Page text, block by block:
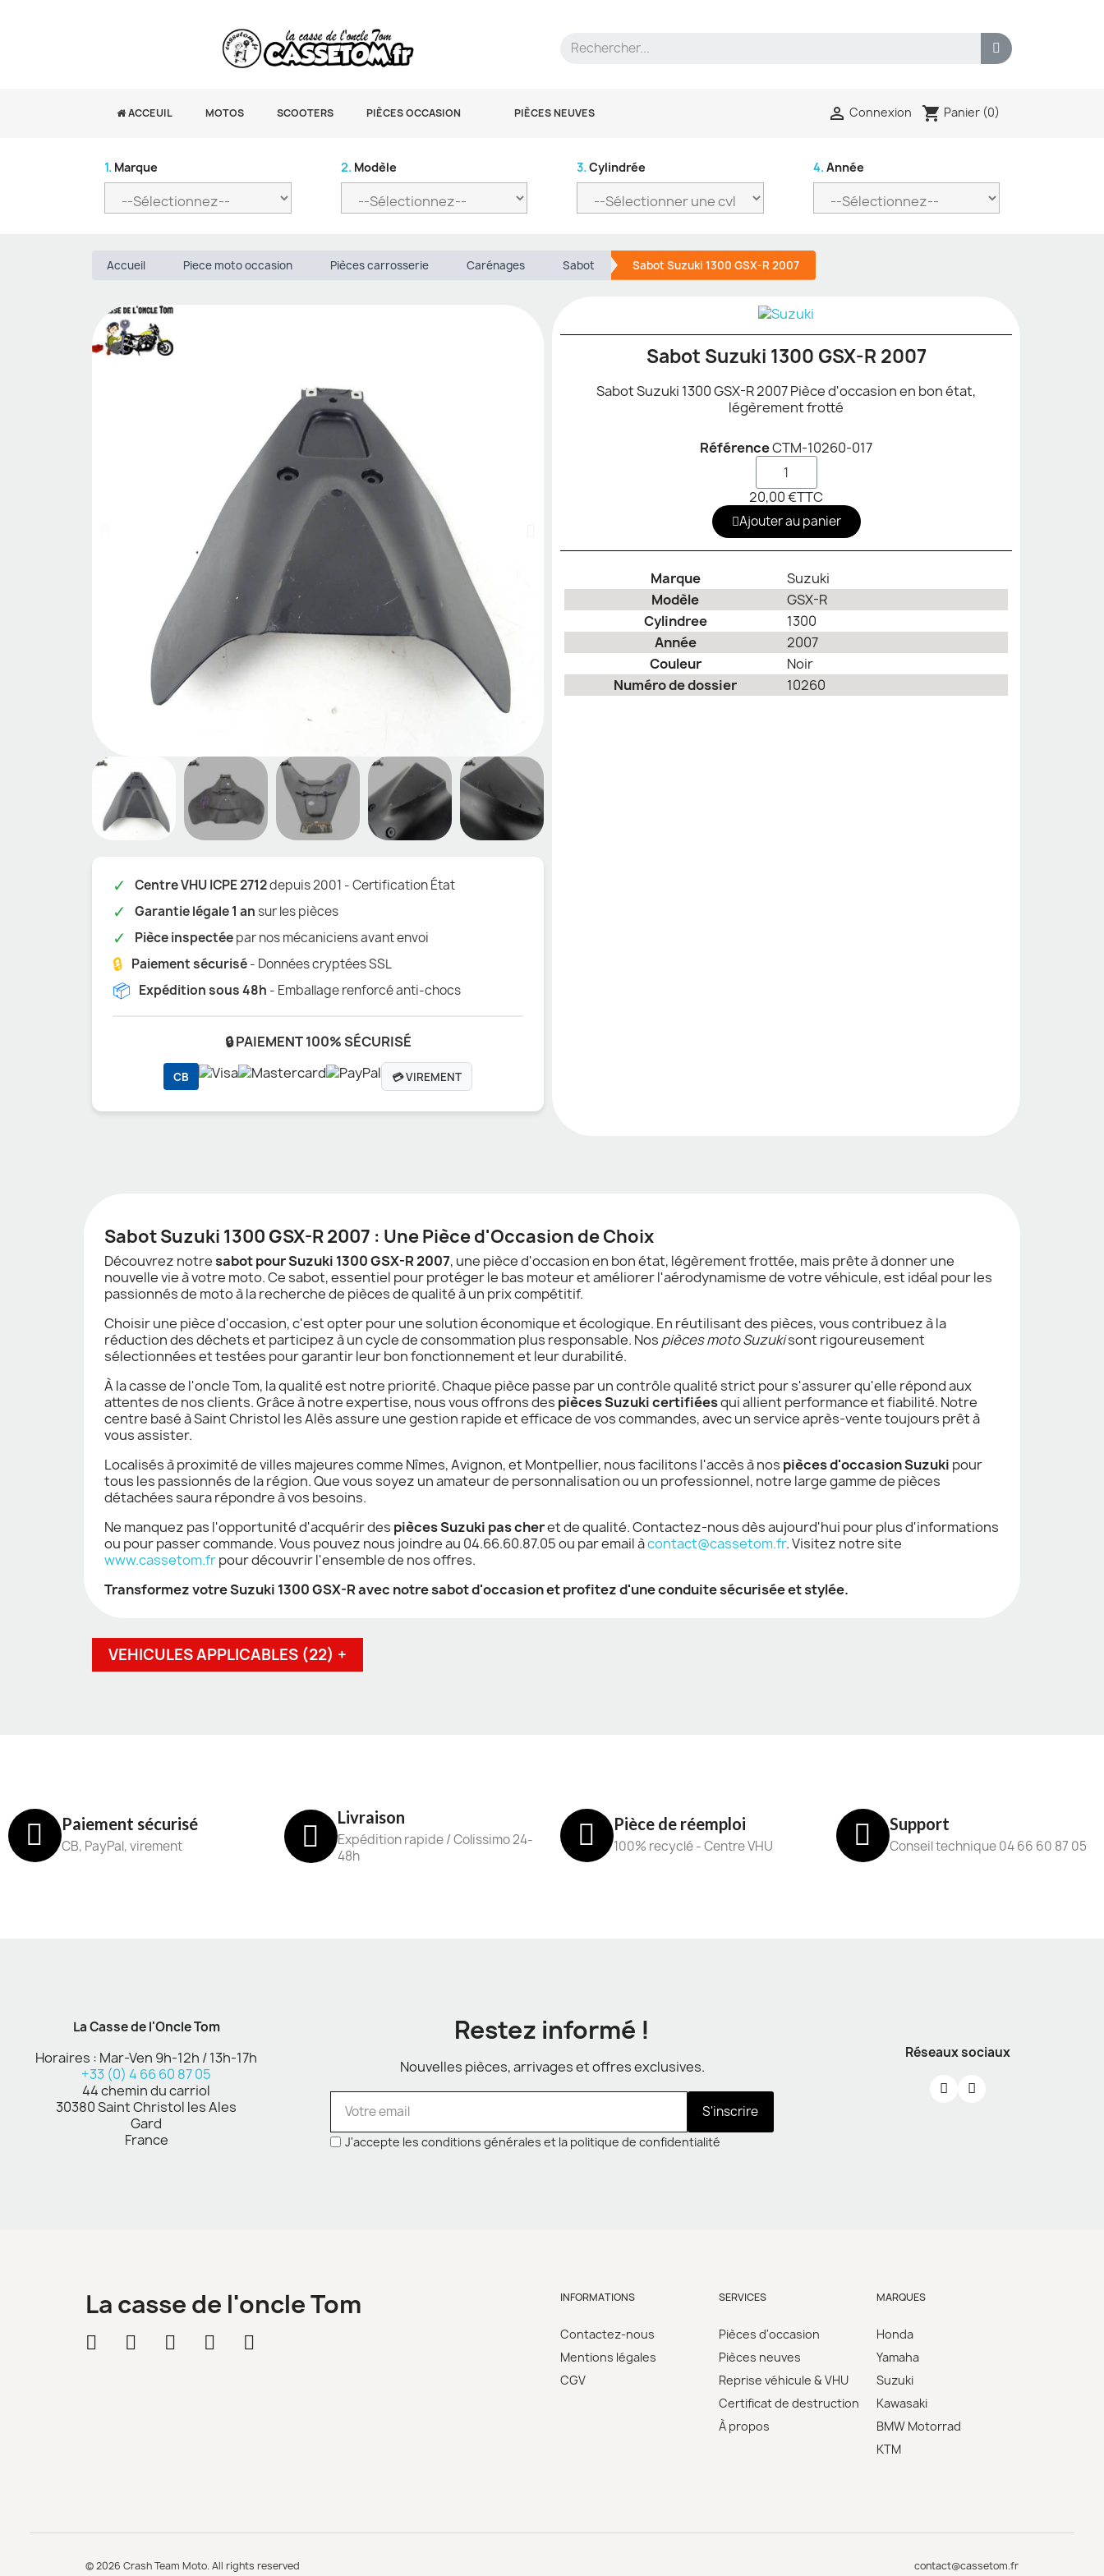
ACCEUIL MOTOS SCOOTERS PIÈCES OCCASION PIÈCES NEUVES  Connexion shopping_cart Panier (0)
1. Marque 2. Modèle 3. Cylindrée 4. Année
Accueil Piece moto occasion Pièces carrosserie Carénages Sabot Sabot Suzuki 1300 GSX-R 2007
✓ Centre VHU ICPE 2712depuis 2001 - Certification État
✓ Garantie légale 1 ansur les pièces
✓ Pièce inspectéepar nos mécaniciens avant envoi
🔒 Paiement sécurisé- Données cryptées SSL
📦 Expédition sous 48h - Emballage renforcé anti-chocs
🔒 PAIEMENT 100% SÉCURISÉ
CB 💳 VIREMENT
Sabot Suzuki 1300 GSX-R 2007
Sabot Suzuki 1300 GSX-R 2007 Pièce d'occasion en bon état,
légèrement frotté
RéférenceCTM-10260-017
20,00 €TTC
Ajouter au panier
Marque
Suzuki
Modèle
GSX-R
Cylindree
1300
Année
2007
Couleur
Noir
Numéro de dossier
10260
Sabot Suzuki 1300 GSX-R 2007 : Une Pièce d'Occasion de Choix
Découvrez notresabot pour Suzuki 1300 GSX-R 2007, une pièce d'occasion en bon état, légèrement frottée, mais prête à donner une
nouvelle vie à votre moto. Ce sabot, essentiel pour protéger le bas moteur et améliorer l'aérodynamisme de votre véhicule, est idéal pour les
passionnés de moto à la recherche de pièces de qualité à un prix compétitif.
Choisir une pièce d'occasion, c'est opter pour une solution économique et écologique. En réutilisant des pièces, vous contribuez à la
réduction des déchets et participez à un cycle de consommation plus responsable. Nos pièces moto Suzukisont rigoureusement
sélectionnées et testées pour garantir leur bon fonctionnement et leur durabilité.
À la casse de l'oncle Tom, la qualité est notre priorité. Chaque pièce passe par un contrôle qualité strict pour s'assurer qu'elle répond aux
attentes de nos clients. Grâce à notre expertise, nous vous offrons des pièces Suzuki certifiéesqui allient performance et fiabilité. Notre
centre basé à Saint Christol les Alès assure une gestion rapide et efficace de vos commandes, avec un service après-vente toujours prêt à
vous assister.
Localisés à proximité de villes majeures comme Nîmes, Avignon, et Montpellier, nous facilitons l'accès à nos pièces d'occasion Suzuki pour
tous les passionnés de la région. Que vous soyez un amateur de personnalisation ou un professionnel, notre large gamme de pièces
détachées saura répondre à vos besoins.
Ne manquez pas l'opportunité d'acquérir des pièces Suzuki pas cheret de qualité. Contactez-nous dès aujourd'hui pour plus d'informations
ou pour passer commande. Vous pouvez nous joindre au 04.66.60.87.05 ou par email àcontact@cassetom.fr. Visitez notre site
www.cassetom.frpour découvrir l'ensemble de nos offres.
Transformez votre Suzuki 1300 GSX-R avec notre sabot d'occasion et profitez d'une conduite sécurisée et stylée.
VEHICULES APPLICABLES (22) +
Paiement sécurisé
CB, PayPal, virement
Livraison
Expédition rapide / Colissimo 24-
48h
Pièce de réemploi
100% recyclé - Centre VHU
Support
Conseil technique 04 66 60 87 05
La Casse de l'Oncle Tom
Horaires : Mar-Ven 9h-12h / 13h-17h
+33 (0) 4 66 60 87 05
44 chemin du carriol
30380 Saint Christol les Ales
Gard
France
Restez informé !
Nouvelles pièces, arrivages et offres exclusives.
S'inscrire
J'accepte les conditions générales et la politique de confidentialité
Réseaux sociaux
La casse de l'oncle Tom INFORMATIONS
Contactez-nous
Mentions légales
CGV
SERVICES
Pièces d'occasion
Pièces neuves
Reprise véhicule & VHU
Certificat de destruction
À propos
MARQUES
Honda
Yamaha
Suzuki
Kawasaki
BMW Motorrad
KTM
© 2026 Crash Team Moto. All rights reserved contact@cassetom.fr